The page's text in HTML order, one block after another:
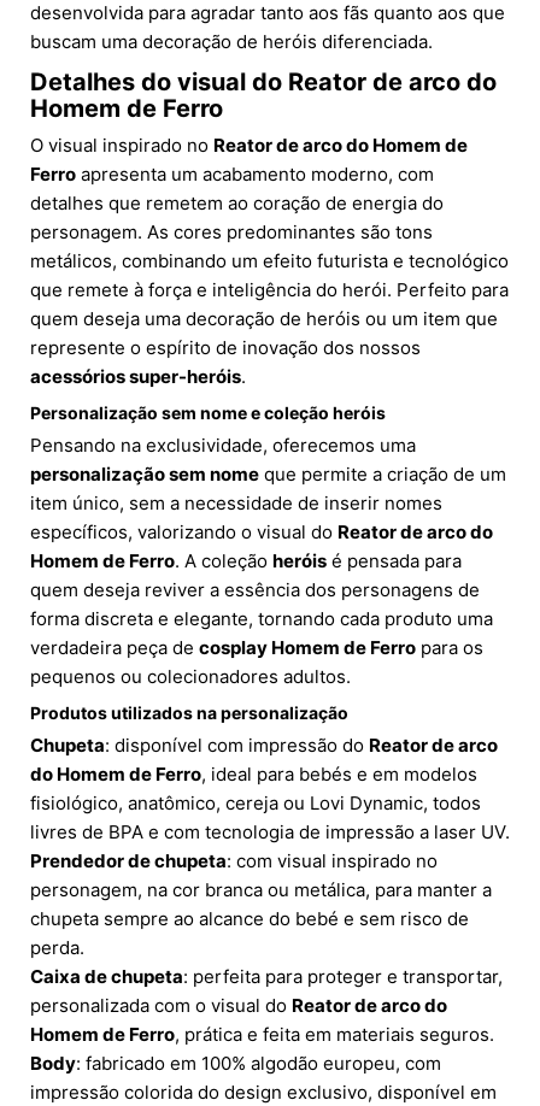
desenvolvida para agradar tanto aos fãs quanto aos que
buscam uma decoração de heróis diferenciada.
Detalhes do visual do Reator de arco do
Homem de Ferro
O visual inspirado no Reator de arco do Homem de
Ferro apresenta um acabamento moderno, com
detalhes que remetem ao coração de energia do
personagem. As cores predominantes são tons
metálicos, combinando um efeito futurista e tecnológico
que remete à força e inteligência do herói. Perfeito para
quem deseja uma decoração de heróis ou um item que
represente o espírito de inovação dos nossos
acessórios super-heróis.
Personalização sem nome e coleção heróis
Pensando na exclusividade, oferecemos uma
personalização sem nome que permite a criação de um
item único, sem a necessidade de inserir nomes
específicos, valorizando o visual do Reator de arco do
Homem de Ferro. A coleção heróis é pensada para
quem deseja reviver a essência dos personagens de
forma discreta e elegante, tornando cada produto uma
verdadeira peça de cosplay Homem de Ferro para os
pequenos ou colecionadores adultos.
Produtos utilizados na personalização
Chupeta: disponível com impressão do Reator de arco
do Homem de Ferro, ideal para bebés e em modelos
fisiológico, anatômico, cereja ou Lovi Dynamic, todos
livres de BPA e com tecnologia de impressão a laser UV.
Prendedor de chupeta: com visual inspirado no
personagem, na cor branca ou metálica, para manter a
chupeta sempre ao alcance do bebé e sem risco de
perda.
Caixa de chupeta: perfeita para proteger e transportar,
personalizada com o visual do Reator de arco do
Homem de Ferro, prática e feita em materiais seguros.
Body: fabricado em 100% algodão europeu, com
impressão colorida do design exclusivo, disponível em